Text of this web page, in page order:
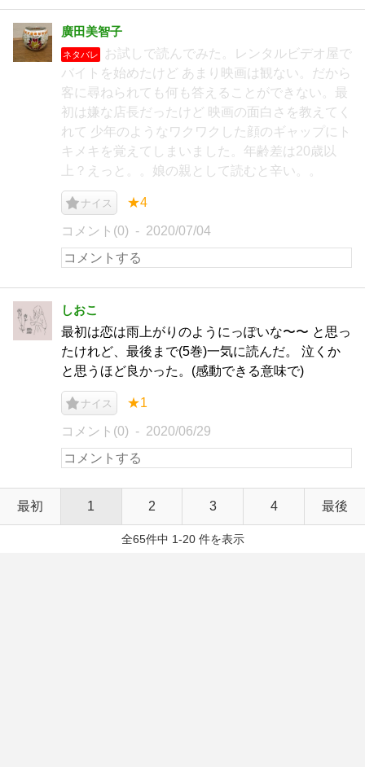
廣田美智子
ネタバレ
お試しで読んでみた。レンタルビデオ屋で
バイトを始めたけど あまり映画は観ない。だから
客に尋ねられても何も答えることができない。最
初は嫌な店長だったけど 映画の面白さを教えてく
れて 少年のようなワクワクした顔のギャップにト
キメキを覚えてしまいました。年齢差は20歳以
上？えっと。。娘の親として読むと辛い。。
ナイス ★4
コメント(0) 2020/07/04
しおこ
最初は恋は雨上がりのようにっぽいな〜〜 と思っ
たけれど、最後まで(5巻)一気に読んだ。 泣くか
と思うほど良かった。(感動できる意味で)
ナイス ★1
コメント(0) 2020/06/29
最初 1 2 3 4 最後
全65件中 1-20 件を表示